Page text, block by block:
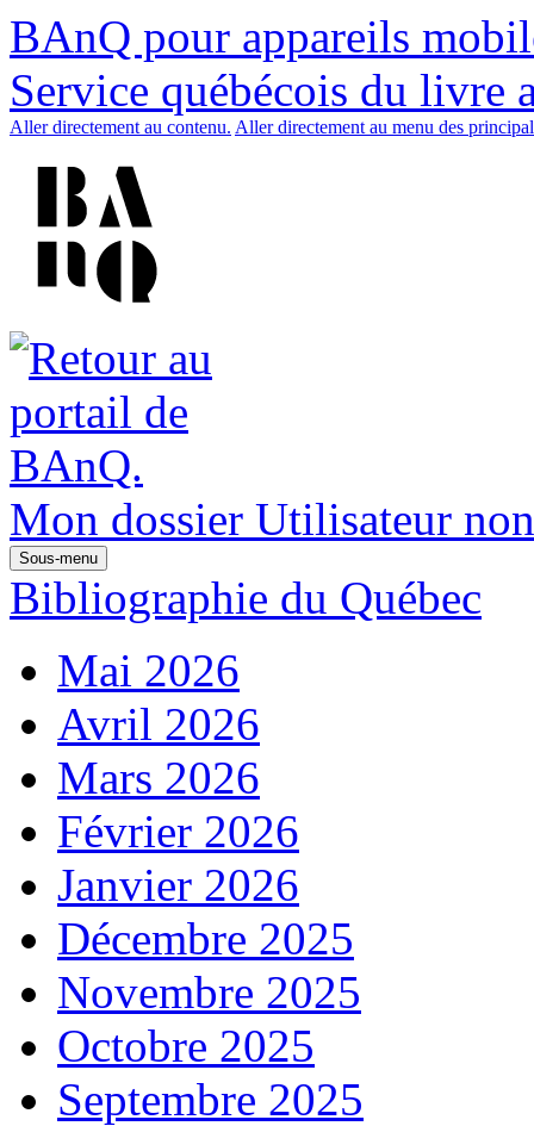
BAnQ pour appareils
Service québécois du livre
Aller directement au contenu. Aller directement au menu des
Mon dossier Utilisateur
Sous-menu
Bibliographie du Québec
Mai 2026
Avril 2026
Mars 2026
Février 2026
Janvier 2026
Décembre 2025
Novembre 2025
Octobre 2025
Septembre 2025